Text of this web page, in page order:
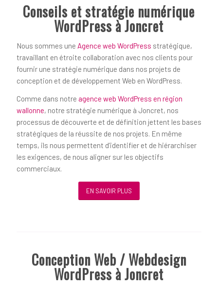
Conseils et stratégie numérique
WordPress à Joncret
Nous sommes une Agence web WordPress stratégique,
travaillant en étroite collaboration avec nos clients pour
fournir une stratégie numérique dans nos projets de
conception et de développement Web en WordPress.
Comme dans notre agence web WordPress en région
wallonne, notre stratégie numérique à Joncret, nos
processus de découverte et de définition jettent les bases
stratégiques de la réussite de nos projets. En même
temps, ils nous permettent d’identifier et de hiérarchiser
les exigences, de nous aligner sur les objectifs
commerciaux.
EN SAVOIR PLUS
Conception Web / Webdesign
WordPress à Joncret